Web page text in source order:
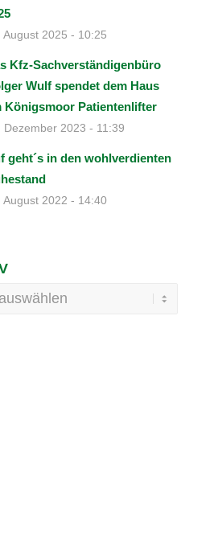
August 2025 - 10:25
Kfz-Sachverständigenbüro
Wulf spendet dem Haus
Königsmoor Patientenlifter
Dezember 2023 - 11:39
geht´s in den wohlverdienten
August 2022 - 14:40